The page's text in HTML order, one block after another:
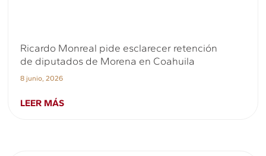
Ricardo Monreal pide esclarecer retención
de diputados de Morena en Coahuila
8 junio, 2026
LEER MÁS